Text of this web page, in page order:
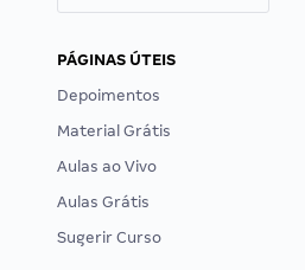
PÁGINAS ÚTEIS
Depoimentos
Material Grátis
Aulas ao Vivo
Aulas Grátis
Sugerir Curso